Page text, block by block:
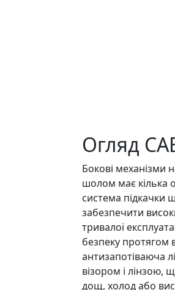
Огляд
Бокові механізми
шолом має кілька
система підкачки
забезпечити
тривалої
безпеку протягом
антизапотіваюча
візором і лінзою,
дощ, холод або